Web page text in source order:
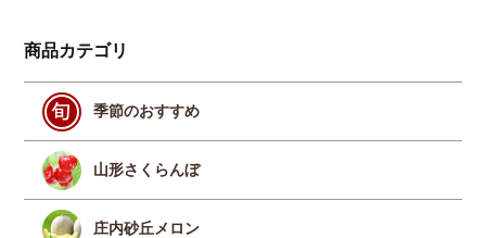
商品カテゴリ
季節のおすすめ
山形さくらんぼ
庄内砂丘メロン